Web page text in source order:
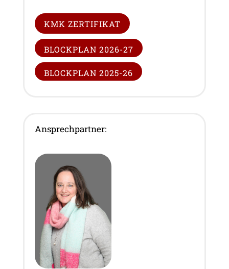
KMK ZERTIFIKAT
BLOCKPLAN 2026-27
BLOCKPLAN 2025-26
Ansprechpartner: